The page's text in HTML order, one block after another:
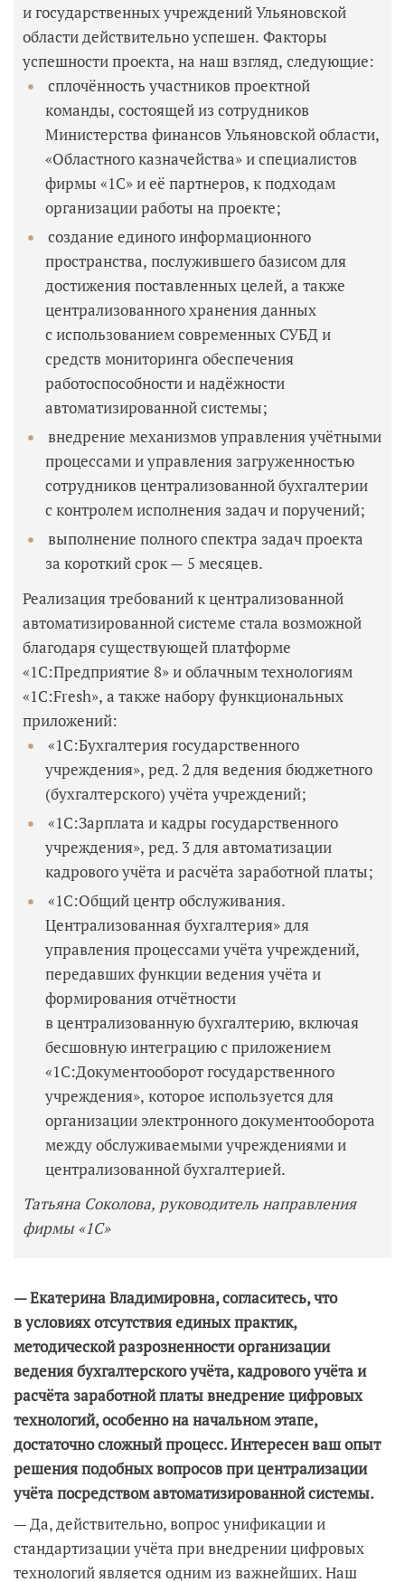
и государственных учреждений Ульяновской
области действительно успешен. Факторы
успешности проекта, на наш взгляд, следующие:
сплочённость участников проектной
команды, состоящей из сотрудников
Министерства финансов Ульяновской области,
«Областного казначейства» и специалистов
фирмы «1С» и её партнеров, к подходам
организации работы на проекте;
создание единого информационного
пространства, послужившего базисом для
достижения поставленных целей, а также
централизованного хранения данных
с использованием современных СУБД и
средств мониторинга обеспечения
работоспособности и надёжности
автоматизированной системы;
внедрение механизмов управления учётными
процессами и управления загруженностью
сотрудников централизованной бухгалтерии
с контролем исполнения задач и поручений;
выполнение полного спектра задач проекта
за короткий срок — 5 месяцев.
Реализация требований к централизованной
автоматизированной системе стала возможной
благодаря существующей платформе
«1С:Предприятие 8» и облачным технологиям
«1С:Fresh», а также набору функциональных
приложений:
«1С:Бухгалтерия государственного
учреждения», ред. 2 для ведения бюджетного
(бухгалтерского) учёта учреждений;
«1С:Зарплата и кадры государственного
учреждения», ред. 3 для автоматизации
кадрового учёта и расчёта заработной платы;
«1С:Общий центр обслуживания.
Централизованная бухгалтерия» для
управления процессами учёта учреждений,
передавших функции ведения учёта и
формирования отчётности
в централизованную бухгалтерию, включая
бесшовную интеграцию с приложением
«1С:Документооборот государственного
учреждения», которое используется для
организации электронного документооборота
между обслуживаемыми учреждениями и
централизованной бухгалтерией.
Татьяна Соколова, руководитель направления
фирмы «1С»
— Екатерина Владимировна, согласитесь, что
в условиях отсутствия единых практик,
методической разрозненности организации
ведения бухгалтерского учёта, кадрового учёта и
расчёта заработной платы внедрение цифровых
технологий, особенно на начальном этапе,
достаточно сложный процесс. Интересен ваш опыт
решения подобных вопросов при централизации
учёта посредством автоматизированной системы.
— Да, действительно, вопрос унификации и
стандартизации учёта при внедрении цифровых
технологий является одним из важнейших. Наш